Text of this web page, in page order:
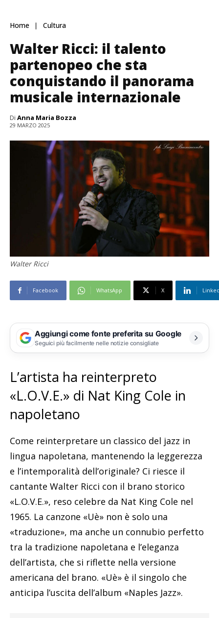
Home Cultura
Walter Ricci: il talento
partenopeo che sta
conquistando il panorama
musicale internazionale
Di Anna Maria Bozza
29 MARZO 2025
Walter Ricci
Facebook WhatsApp X
Aggiungi come fonte preferita su Google
Seguici più facilmente nelle notizie consigliate
L’artista ha reinterpreto
«L.O.V.E.» di Nat King Cole in
napoletano
Come reinterpretare un classico del jazz in
lingua napoletana, mantenendo la leggerezza
e l’intemporalità dell’originale? Ci riesce il
cantante Walter Ricci con il brano storico
«L.O.V.E.», reso celebre da Nat King Cole nel
1965. La canzone «Uè» non è solo una
«traduzione», ma anche un connubio perfetto
tra la tradizione napoletana e l’eleganza
dell’artista, che si riflette nella versione
americana del brano. «Uè» è il singolo che
anticipa l’uscita dell’album «Naples Jazz».